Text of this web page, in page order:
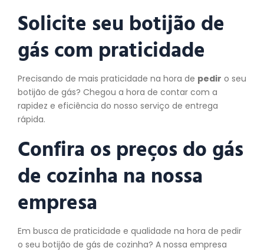
Solicite seu botijão de
gás com praticidade
Precisando de mais praticidade na hora de pedir o seu
botijão de gás? Chegou a hora de contar com a
rapidez e eficiência do nosso serviço de entrega
rápida.
Confira os preços do gás
de cozinha na nossa
empresa
Em busca de praticidade e qualidade na hora de pedir
o seu botijão de gás de cozinha? A nossa empresa